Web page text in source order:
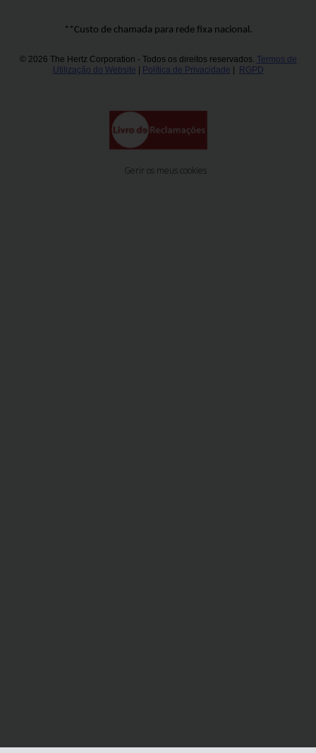
**Custo de chamada para rede fixa nacional.
© 2026 The Hertz Corporation - Todos os direitos reservados. Termos de
Utilização do Website
Política de Privacidade RGPD
Gerir os meus cookies